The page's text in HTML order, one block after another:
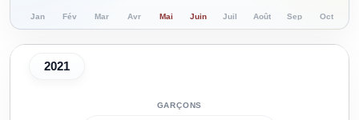
Jan Fév Mar Avr Mai Juin Juil Août Sep Oct
2021